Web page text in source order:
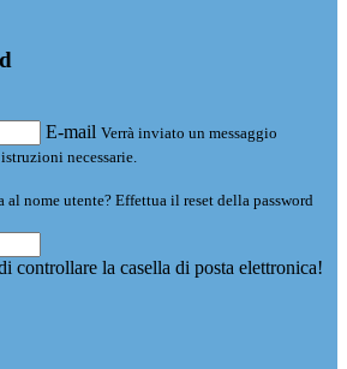
E-mail Verrà inviato un messaggio
necessarie.
al nome utente? Effettua il reset della password
controllare la casella di posta elettronica!